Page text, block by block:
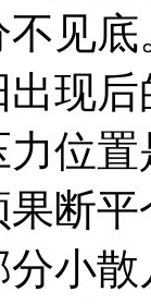
见
现
位
断
小